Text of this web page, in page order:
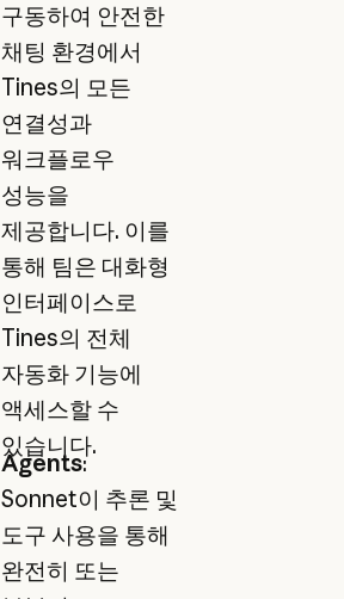
구동하여 안전한
채팅 환경에서
Tines의 모든
연결성과
워크플로우
성능을
제공합니다. 이를
통해 팀은 대화형
인터페이스로
Tines의 전체
자동화 기능에
액세스할 수
있습니다.
Agents:
Sonnet이 추론 및
도구 사용을 통해
완전히 또는